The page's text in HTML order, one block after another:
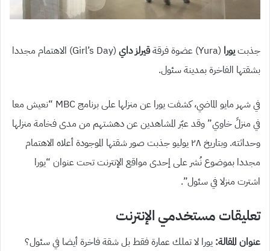
جذبتيورا (Yura) عضوة فرقة قيرلز داي
(Girl’s Day) الاهتمام مجددا
بشقتها الفاخرة بمدينة سئول.
في شهر مايو الماضي، كشفت يورا عن منزلها على برنامج MBC “نعيش معا
في منزلً خاوي” وقد عبّر المشاهدين عن دهشتهم من مدى فخامة منزلها
وحداثته. وبتاريخ ٢٨ يوليو جذبت صور شقتها الموجودة أعلاه الاهتمام
مجددا بموضوع نُشر على إحدى مواقع الإنترنت تحت عنوان “يورا
اشترت منزلا في سئول”.
تعليقات مستخدمي الإنترنت
عنوان المقالة: يورا لا تملك عمارة فقط بل شقة فاخرة أيضا في سئول؟